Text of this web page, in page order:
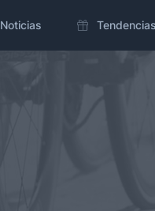
Noticias Tendencias